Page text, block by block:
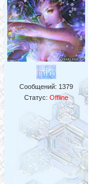
Сообщений: 1379
Статус: Offline